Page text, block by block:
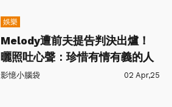
娛樂
Melody遭前夫提告判決出爐！
曬照吐心聲：珍惜有情有義的人
影憶小腦袋 02 Apr,25